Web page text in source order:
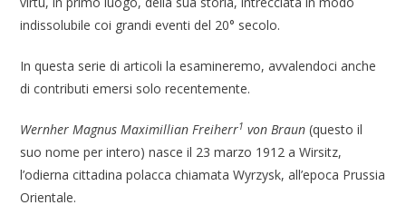
indissolubile coi grandi eventi del 20° secolo.
In questa serie di articoli la esamineremo, avvalendoci anche
di contributi emersi solo recentemente.
Wernher Magnus Maximillian Freiherr1 von Braun (questo il
suo nome per intero) nasce il 23 marzo 1912 a Wirsitz,
l’odierna cittadina polacca chiamata Wyrzysk, all’epoca Prussia
Orientale.